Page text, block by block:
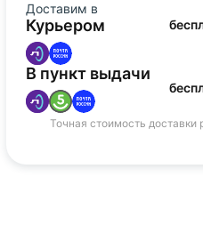
Доставим в
Курьером
В пункт выдачи
Точная стоимость доставки